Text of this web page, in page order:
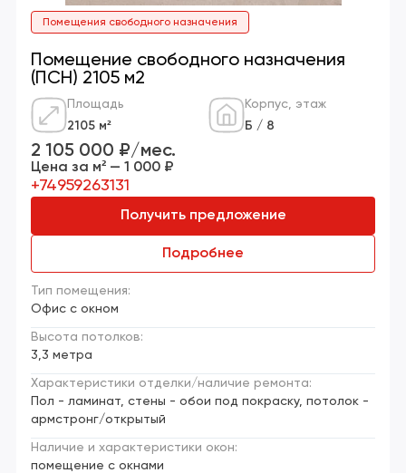
Помещения свободного назначения
Помещение свободного назначения
(ПСН) 2105 м2
Площадь
2105 м²
Корпус, этаж
Б / 8
Тип помещения:
Офис с окном
Высота потолков:
3,3 метра
Характеристики отделки/наличие ремонта:
Пол - ламинат, стены - обои под покраску, потолок -
армстронг/открытый
Наличие и характеристики окон:
помещение с окнами
2 105 000 ₽/мес.
Цена за м² — 1 000 ₽
+74959263131
Получить предложение
Подробнее